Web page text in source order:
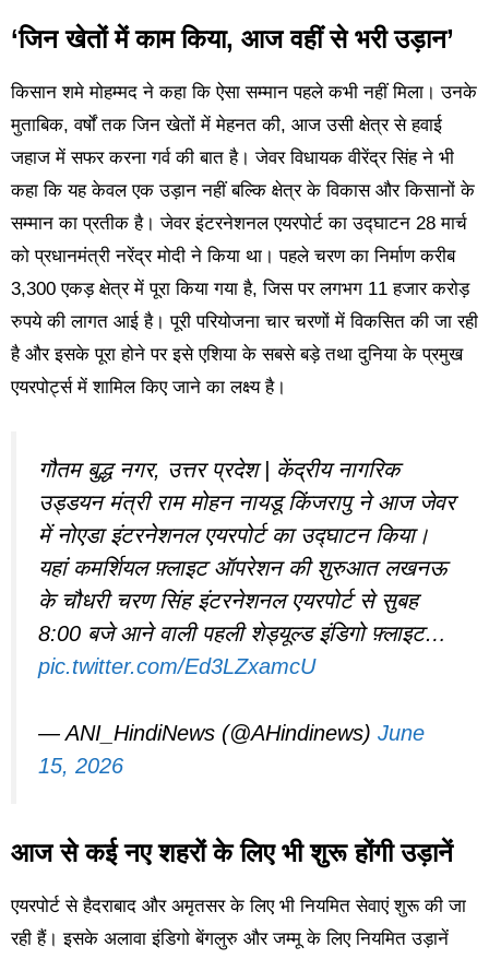
‘जिन खेतों में काम किया, आज वहीं से भरी उड़ान’
किसान शमे मोहम्मद ने कहा कि ऐसा सम्मान पहले कभी नहीं मिला। उनके
मुताबिक, वर्षों तक जिन खेतों में मेहनत की, आज उसी क्षेत्र से हवाई
जहाज में सफर करना गर्व की बात है। जेवर विधायक वीरेंद्र सिंह ने भी
कहा कि यह केवल एक उड़ान नहीं बल्कि क्षेत्र के विकास और किसानों के
सम्मान का प्रतीक है। जेवर इंटरनेशनल एयरपोर्ट का उद्घाटन 28 मार्च
को प्रधानमंत्री नरेंद्र मोदी ने किया था। पहले चरण का निर्माण करीब
3,300 एकड़ क्षेत्र में पूरा किया गया है, जिस पर लगभग 11 हजार करोड़
रुपये की लागत आई है। पूरी परियोजना चार चरणों में विकसित की जा रही
है और इसके पूरा होने पर इसे एशिया के सबसे बड़े तथा दुनिया के प्रमुख
एयरपोर्ट्स में शामिल किए जाने का लक्ष्य है।
गौतम बुद्ध नगर, उत्तर प्रदेश | केंद्रीय नागरिक
उड्डयन मंत्री राम मोहन नायडू किंजरापु ने आज जेवर
में नोएडा इंटरनेशनल एयरपोर्ट का उद्घाटन किया।
यहां कमर्शियल फ़्लाइट ऑपरेशन की शुरुआत लखनऊ
के चौधरी चरण सिंह इंटरनेशनल एयरपोर्ट से सुबह
8:00 बजे आने वाली पहली शेड्यूल्ड इंडिगो फ़्लाइट…
pic.twitter.com/Ed3LZxamcU
— ANI_HindiNews (@AHindinews) June
15, 2026
आज से कई नए शहरों के लिए भी शुरू होंगी उड़ानें
एयरपोर्ट से हैदराबाद और अमृतसर के लिए भी नियमित सेवाएं शुरू की जा
रही हैं। इसके अलावा इंडिगो बेंगलुरु और जम्मू के लिए नियमित उड़ानें